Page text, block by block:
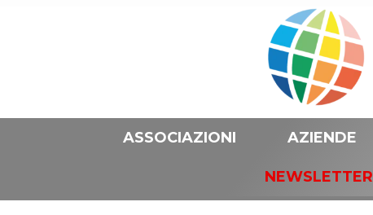
ASSOCIAZIONI AZIENDE
NEWSLETTER